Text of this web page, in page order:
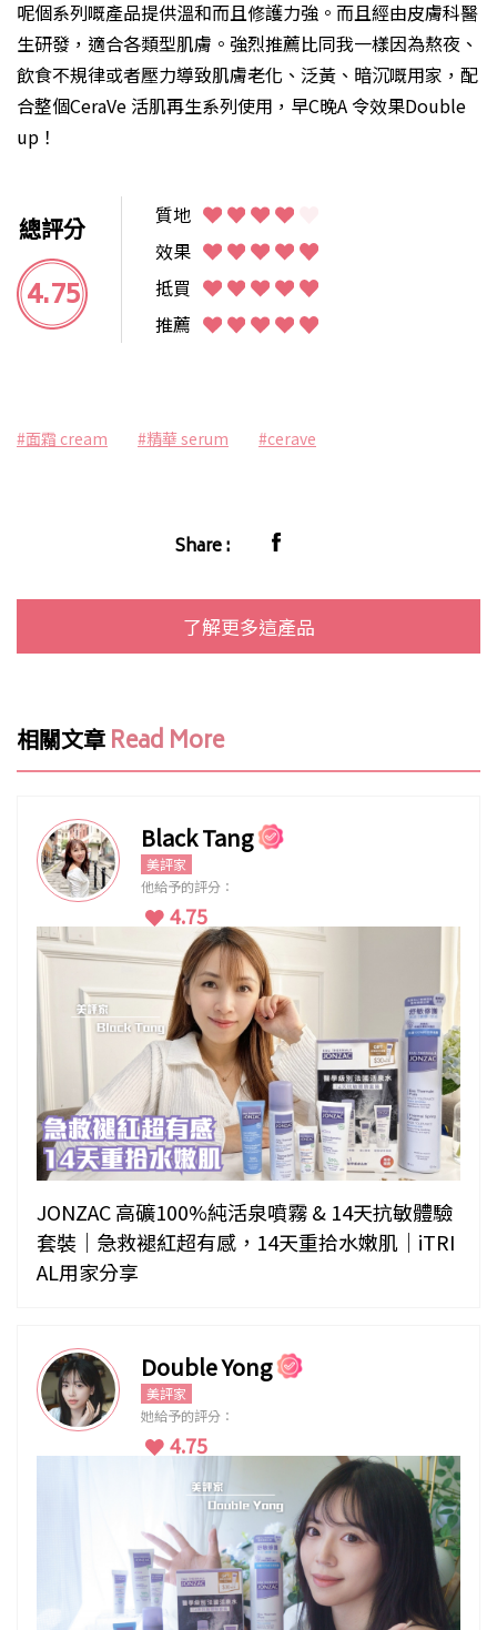
呢個系列嘅產品提供溫和而且修護力強。而且經由皮膚科醫
生研發，適合各類型肌膚。強烈推薦比同我一樣因為熬夜、
飲食不規律或者壓力導致肌膚老化、泛黃、暗沉嘅用家，配
合整個CeraVe 活肌再生系列使用，早C晚A 令效果Double
up！
總評分
4.75
質地
效果
抵買
推薦
#面霜 cream #精華 serum #cerave
Share :
了解更多這產品
相關文章 Read More
Black Tang
美評家
他給予的評分：
4.75
JONZAC 高礦100%純活泉噴霧 & 14天抗敏體驗
套裝｜急救褪紅超有感，14天重拾水嫩肌｜iTRI
AL用家分享
Double Yong
美評家
她給予的評分：
4.75